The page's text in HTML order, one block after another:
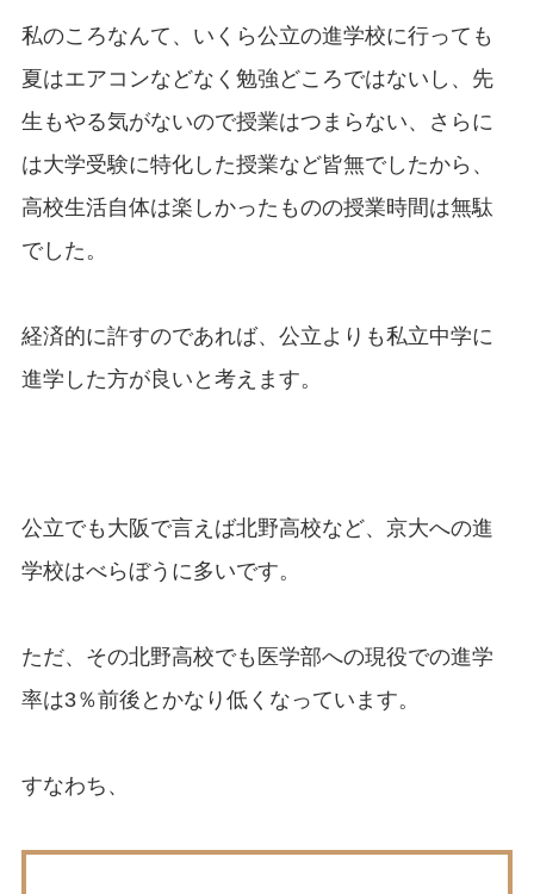
私のころなんて、いくら公立の進学校に行っても
夏はエアコンなどなく勉強どころではないし、先
生もやる気がないので授業はつまらない、さらに
は大学受験に特化した授業など皆無でしたから、
高校生活自体は楽しかったものの授業時間は無駄
でした。
経済的に許すのであれば、公立よりも私立中学に
進学した方が良いと考えます。
公立でも大阪で言えば北野高校など、京大への進
学校はべらぼうに多いです。
ただ、その北野高校でも医学部への現役での進学
率は3％前後とかなり低くなっています。
すなわち、